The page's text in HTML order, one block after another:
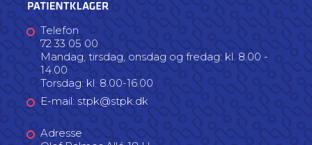
Telefon
72 33 05 00
Mandag, tirsdag, onsdag og fredag: kl. 8.00 -
14.00
Torsdag: kl. 8.00-16.00
E-mail: stpk@stpk.dk
Adresse